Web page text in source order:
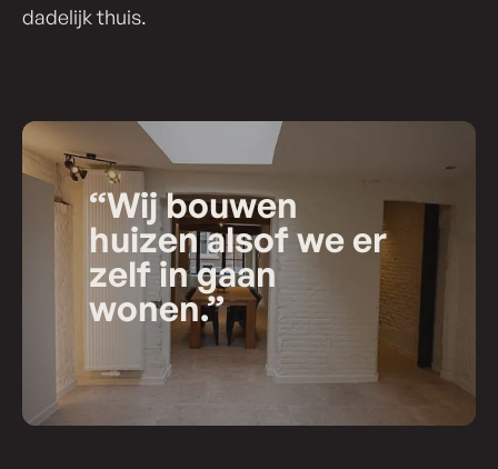
dadelijk thuis.
“Wij bouwen
huizen alsof we er
zelf in gaan
wonen.”